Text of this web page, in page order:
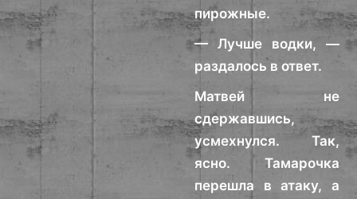
пирожные.
— Лучше водки, —
раздалось в ответ.
Матвей не
сдержавшись,
усмехнулся. Так,
ясно. Тамарочка
перешла в атаку, а